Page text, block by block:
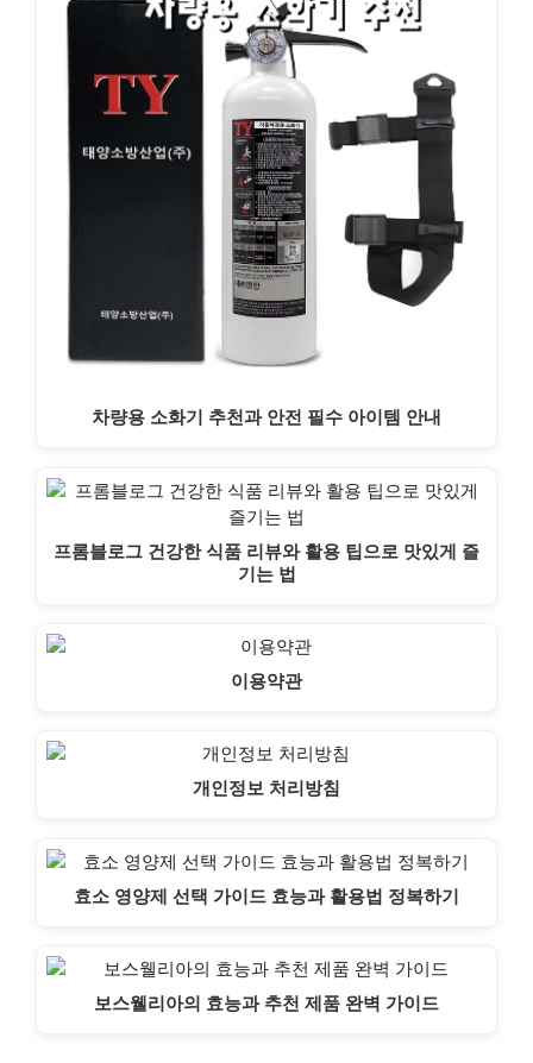
차량용 소화기 추천과 안전 필수 아이템 안내
프롬블로그 건강한 식품 리뷰와 활용 팁으로 맛있게 즐
기는 법
이용약관
개인정보 처리방침
효소 영양제 선택 가이드 효능과 활용법 정복하기
보스웰리아의 효능과 추천 제품 완벽 가이드